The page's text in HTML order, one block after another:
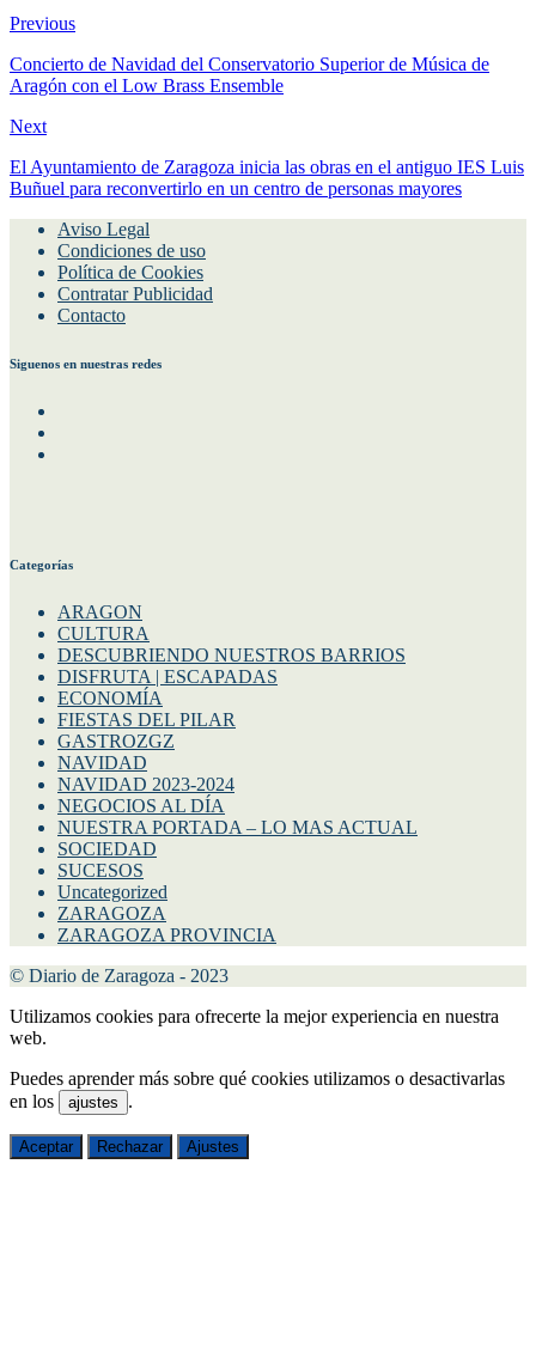
Previous
Concierto de Navidad del Conservatorio Superior de Música de
Aragón con el Low Brass Ensemble
Next
El Ayuntamiento de Zaragoza inicia las obras en el antiguo IES Luis
Buñuel para reconvertirlo en un centro de personas mayores
Aviso Legal
Condiciones de uso
Política de Cookies
Contratar Publicidad
Contacto
Siguenos en nuestras redes
Categorías
ARAGON
CULTURA
DESCUBRIENDO NUESTROS BARRIOS
DISFRUTA | ESCAPADAS
ECONOMÍA
FIESTAS DEL PILAR
GASTROZGZ
NAVIDAD
NAVIDAD 2023-2024
NEGOCIOS AL DÍA
NUESTRA PORTADA – LO MAS ACTUAL
SOCIEDAD
SUCESOS
Uncategorized
ZARAGOZA
ZARAGOZA PROVINCIA
© Diario de Zaragoza - 2023
Utilizamos cookies para ofrecerte la mejor experiencia en nuestra
web.
Puedes aprender más sobre qué cookies utilizamos o desactivarlas
en los
ajustes .
Aceptar Rechazar Ajustes